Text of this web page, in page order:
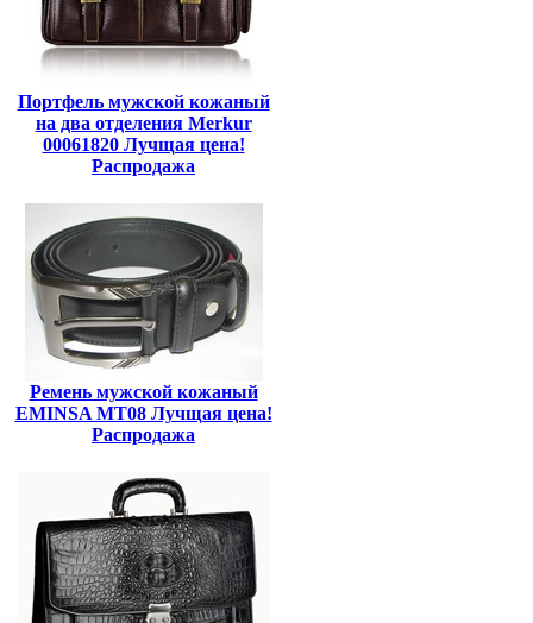
Портфель мужской кожаный
на два отделения Merkur
00061820 Лучщая цена!
Распродажа
Ремень мужской кожаный
EMINSA MT08 Лучщая цена!
Распродажа